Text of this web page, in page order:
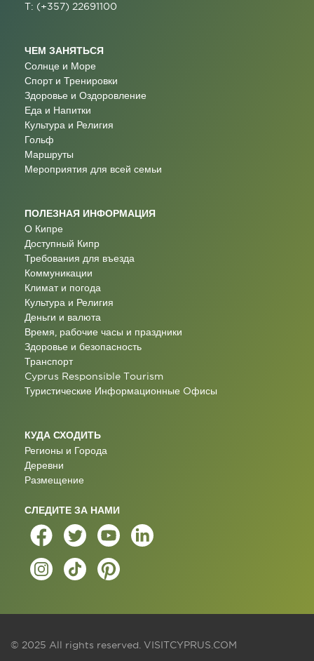
T: (+357) 22691100
ЧЕМ ЗАНЯТЬСЯ
Солнце и Море
Спорт и Тренировки
Здоровье и Оздоровление
Еда и Напитки
Культура и Религия
Гольф
Маршруты
Мероприятия для всей семьи
ПОЛЕЗНАЯ ИНФОРМАЦИЯ
О Кипре
Доступный Кипр
Требования для въезда
Коммуникации
Климат и погода
Культура и Религия
Деньги и валюта
Время, рабочие часы и праздники
Здоровье и безопасность
Транспорт
Cyprus Responsible Tourism
Туристические Информационные Oфисы
КУДА СХОДИТЬ
Регионы и Города
Деревни
Размещение
СЛЕДИТЕ ЗА НАМИ
© 2025 All rights reserved. VISITCYPRUS.COM